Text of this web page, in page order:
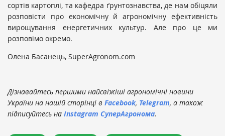
сортів картоплі, та кафедра ґрунтознавства, де нам обіцяли
розповісти про економічну й агрономічну ефективність
вирощування енергетичних культур. Але про це ми
розповімо окремо.
Олена Басанець, SuperAgronom.com
Дізнавайтесь першими найсвіжіші агрономічні новини
України на нашій сторінці в Facebook, Telegram, а також
підписуйтесь на Instagram СуперАгронома.